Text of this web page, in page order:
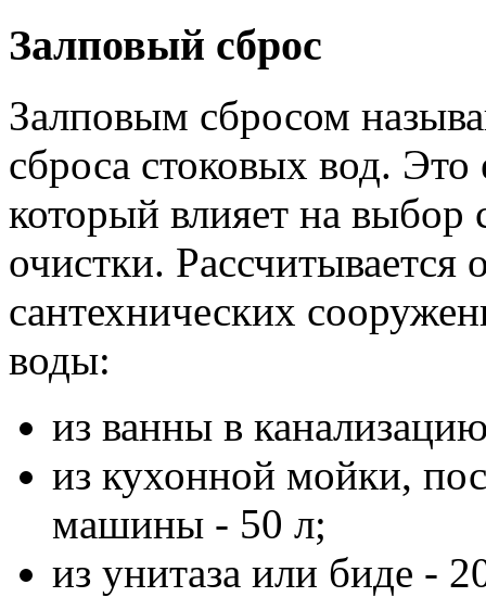
Залповый сброс
Залповым сбросом
сброса стоковых вод.
который влияет на выбор
очистки. Рассчитывается
сантехнических
воды:
из ванны в
из кухонной мойки,
машины - 50 л;
из унитаза или биде -